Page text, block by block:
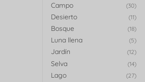
Campo (30)
Desierto (11)
Bosque (18)
Luna llena (5)
Jardín (12)
Selva (14)
Lago (27)